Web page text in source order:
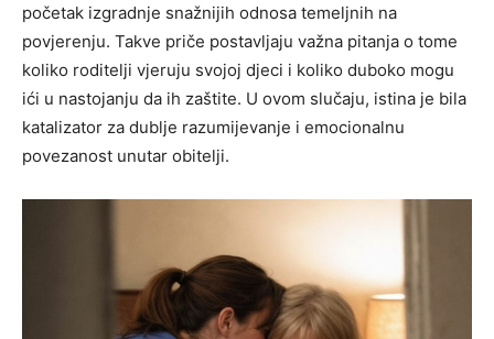
početak izgradnje snažnijih odnosa temeljnih na
povjerenju. Takve priče postavljaju važna pitanja o tome
koliko roditelji vjeruju svojoj djeci i koliko duboko mogu
ići u nastojanju da ih zaštite. U ovom slučaju, istina je bila
katalizator za dublje razumijevanje i emocionalnu
povezanost unutar obitelji.